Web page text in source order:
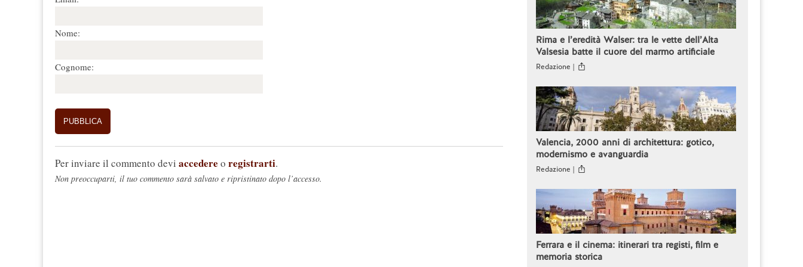
Nome:
Cognome:
Per inviare il commento devi accedere o registrarti.
Non preoccuparti, il tuo commento sarà salvato e ripristinato dopo l’accesso.
Rima e l’eredità Walser: tra le vette dell’Alta
Valsesia batte il cuore del marmo artificiale
Redazione |
Valencia, 2000 anni di architettura: gotico,
modernismo e avanguardia
Redazione |
Ferrara e il cinema: itinerari tra registi, film e
memoria storica